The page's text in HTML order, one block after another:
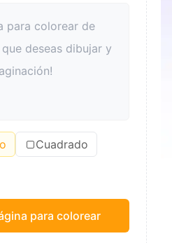
Cuadrado
para colorear